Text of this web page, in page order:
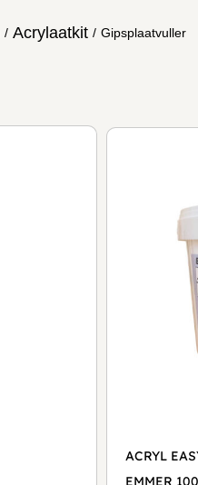
/ Acrylaatkit / Gipsplaatvuller
ACRYL
EMMER